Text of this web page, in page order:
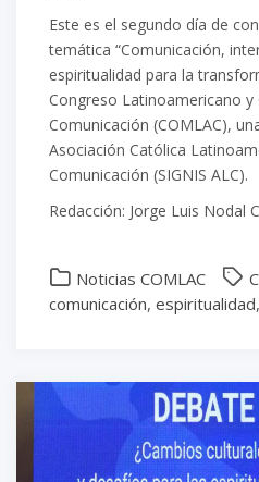
Este es el segundo día de
temática “Comunicación,
espiritualidad para la
Congreso Latinoamericano y
Comunicación (COMLAC),
Asociación Católica
Comunicación (SIGNIS ALC).
Redacción: Jorge Luis Nodal
Noticias COMLAC
comunicación, espiritualidad,